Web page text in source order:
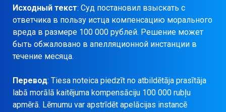
Исходный текст: Суд постановил взыскать с
ответчика в пользу истца компенсацию морального
вреда в размере 100 000 рублей. Решение может
быть обжаловано в апелляционной инстанции в
течение месяца.
Перевод: Tiesa noteica piedzīt no atbildētāja prasītāja
labā morālā kaitējuma kompensāciju 100 000 rubļu
apmērā. Lēmumu var apstrīdēt apelācijas instancē